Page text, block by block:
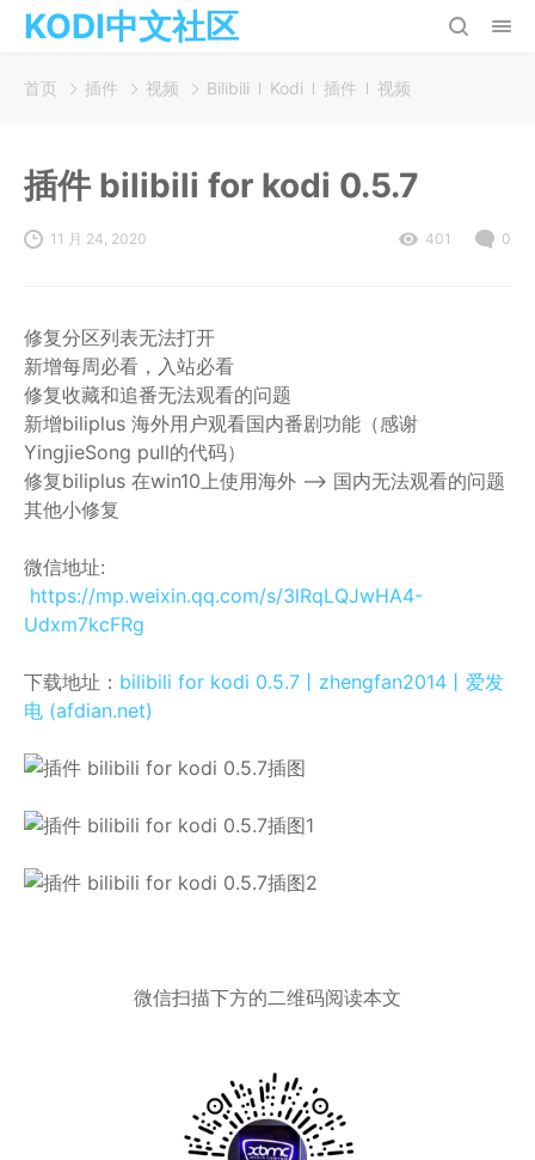
KODI中文社区
首页 插件 视频 Bilibili Kodi 插件 视频
插件 bilibili for kodi 0.5.7
11 月 24, 2020 401 0
修复分区列表无法打开
新增每周必看，入站必看
修复收藏和追番无法观看的问题
新增biliplus 海外用户观看国内番剧功能（感谢
YingjieSong pull的代码）
修复biliplus 在win10上使用海外 --> 国内无法观看的问题
其他小修复
微信地址:
https://mp.weixin.qq.com/s/3lRqLQJwHA4-
Udxm7kcFRg
下载地址： bilibili for kodi 0.5.7丨zhengfan2014丨爱发
电 (afdian.net)
微信扫描下方的二维码阅读本文